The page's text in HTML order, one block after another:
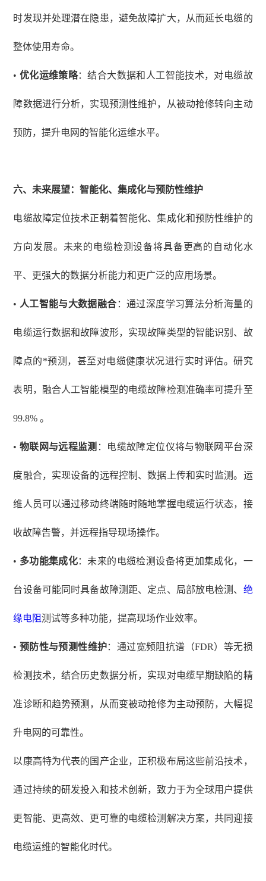
时发现并处理潜在隐患，避免故障扩大，从而延长电缆的
整体使用寿命。
• 优化运维策略：结合大数据和人工智能技术，对电缆故
障数据进行分析，实现预测性维护，从被动抢修转向主动
预防，提升电网的智能化运维水平。
六、 未来展望：智能化、集成化与预防性维护
电缆故障定位技术正朝着智能化、集成化和预防性维护的
方向发展。未来的电缆检测设备将具备更高的自动化水
平、更强大的数据分析能力和更广泛的应用场景。
• 人工智能与大数据融合 ：通过深度学习算法分析海量的
电缆运行数据和故障波形，实现故障类型的智能识别、故
障点的*预测，甚至对电缆健康状况进行实时评估。研究
表明，融合人工智能模型的电缆故障检测准确率可提升至
99.8% 。
• 物联网与远程监测 ：电缆故障定位仪将与物联网平台深
度融合，实现设备的远程控制、数据上传和实时监测。运
维人员可以通过移动终端随时随地掌握电缆运行状态，接
收故障告警，并远程指导现场操作。
• 多功能集成化：未来的电缆检测设备将更加集成化，一
台设备可能同时具备故障测距、定点、局部放电检测、 绝
缘电阻测试等多种功能，提高现场作业效率。
• 预防性与预测性维护：通过宽频阻抗谱（FDR）等无损
检测技术，结合历史数据分析，实现对电缆早期缺陷的精
准诊断和趋势预测，从而变被动抢修为主动预防，大幅提
升电网的可靠性。
以康高特为代表的国产企业，正积极布局这些前沿技术，
通过持续的研发投入和技术创新，致力于为全球用户提供
更智能、更高效、更可靠的电缆检测解决方案，共同迎接
电缆运维的智能化时代。